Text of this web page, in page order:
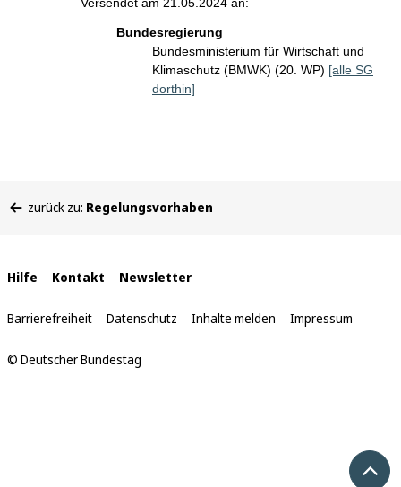
Bundesregierung
Bundesministerium für Wirtschaft und
Klimaschutz (BMWK) (20. WP) [alle SG
dorthin]
befinden
zurück zu: Regelungsvorhaben
Interne
Links
Hilfe Kontakt Newsletter
Barrierefreiheit Datenschutz Inhalte melden Impressum
© Deutscher Bundestag